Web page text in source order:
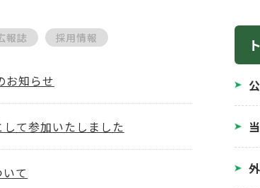
報誌 採用情報
知らせ
て参加いたしました
て